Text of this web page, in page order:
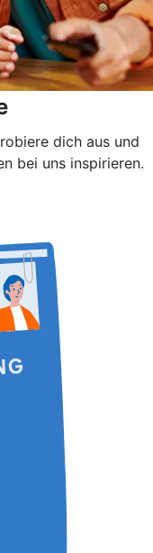
dich aus und
bei uns inspirieren.